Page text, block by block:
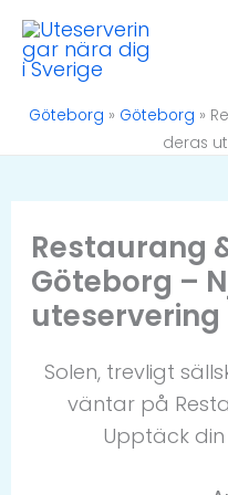
Hoppa
innehåll
Göteborg » Göteborg »
deras
Restaurang
Göteborg –
Solen, trevligt
väntar på
Upptäck